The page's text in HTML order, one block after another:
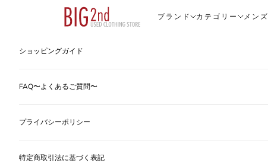
ヴィンテージ古着のオンライン通販なら【公式】古着屋BIG2nd
ブランド カテゴリー メンズ
ショッピングガイド
FAQ〜よくあるご質問〜
プライバシーポリシー
特定商取引法に基づく表記